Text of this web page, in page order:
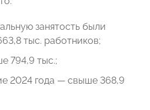
занятость были
тыс. работников;
794,9 тыс.;
2024 года — свыше 368,9